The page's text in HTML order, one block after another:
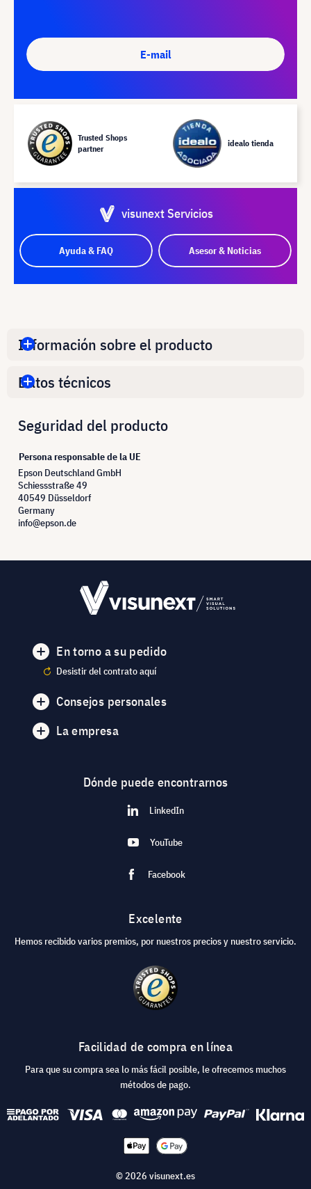
E-mail
Trusted Shops
partner
idealo tienda
visunext Servicios
Ayuda & FAQ Asesor & Noticias
Información sobre el producto
Datos técnicos
Seguridad del producto
Persona responsable de la UE
Epson Deutschland GmbH
Schiessstraße 49
40549 Düsseldorf
Germany
info@epson.de
En torno a su pedido
Desistir del contrato aquí
Consejos personales
La empresa
Dónde puede encontrarnos
LinkedIn
YouTube
Facebook
Excelente
Hemos recibido varios premios, por nuestros precios y nuestro servicio.
Facilidad de compra en línea
Para que su compra sea lo más fácil posible, le ofrecemos muchos
métodos de pago.
© 2026 visunext.es